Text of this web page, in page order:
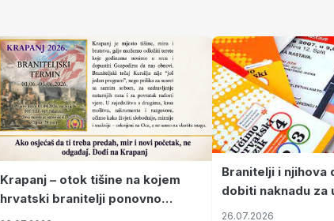
Krapanj – otok tišine na kojem
hrvatski branitelji ponovno
pronalaze mir
Branitelji i njihova
dobiti naknadu za
zahtjevi se
26.07.2026